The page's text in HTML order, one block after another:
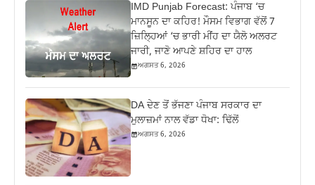
IMD Punjab Forecast: ਪੰਜਾਬ ‘ਚ
ਮਾਨਸੂਨ ਦਾ ਕਹਿਰ! ਮੌਸਮ ਵਿਭਾਗ ਵੱਲੋਂ 7
ਜ਼ਿਲ੍ਹਿਆਂ ‘ਚ ਭਾਰੀ ਮੀਂਹ ਦਾ ਯੈਲੋ ਅਲਰਟ
ਜਾਰੀ, ਜਾਣੋ ਆਪਣੇ ਸ਼ਹਿਰ ਦਾ ਹਾਲ
ਅਗਸਤ 6, 2026
DA ਦੇਣ‌ ਤੋਂ ਭੱਜਣਾ ਪੰਜਾਬ ਸਰਕਾਰ ਦਾ
ਮੁਲਾਜ਼ਮਾਂ ਨਾਲ ਵੱਡਾ ਧੋਖਾ: ਢਿੱਲੋਂ
ਅਗਸਤ 6, 2026